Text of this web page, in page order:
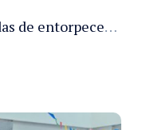
PMAM apreende 16,6 toneladas de entorpecentes e registra aumento nas prisões em flagrante e nas capturas de foragidos no primeiro semestre de 2026